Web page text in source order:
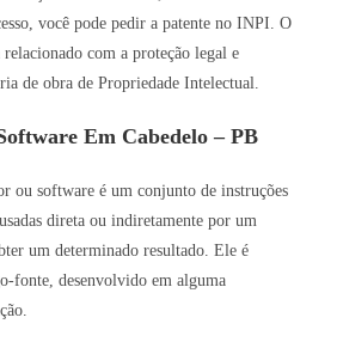
você pode pedir a patente no INPI. O
relacionado com a proteção legal e
de obra de Propriedade Intelectual.
Em Cabedelo – PB
ou software é um conjunto de instruções
direta ou indiretamente por um
um determinado resultado. Ele é
fonte, desenvolvido em alguma